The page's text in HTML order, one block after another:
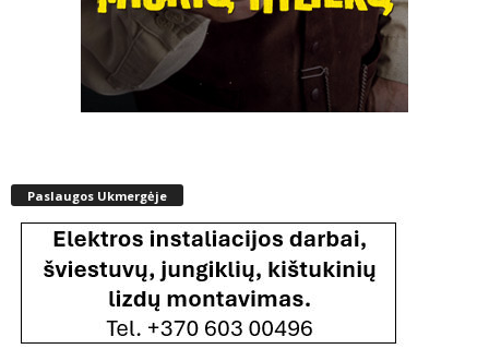
Paslaugos Ukmergėje